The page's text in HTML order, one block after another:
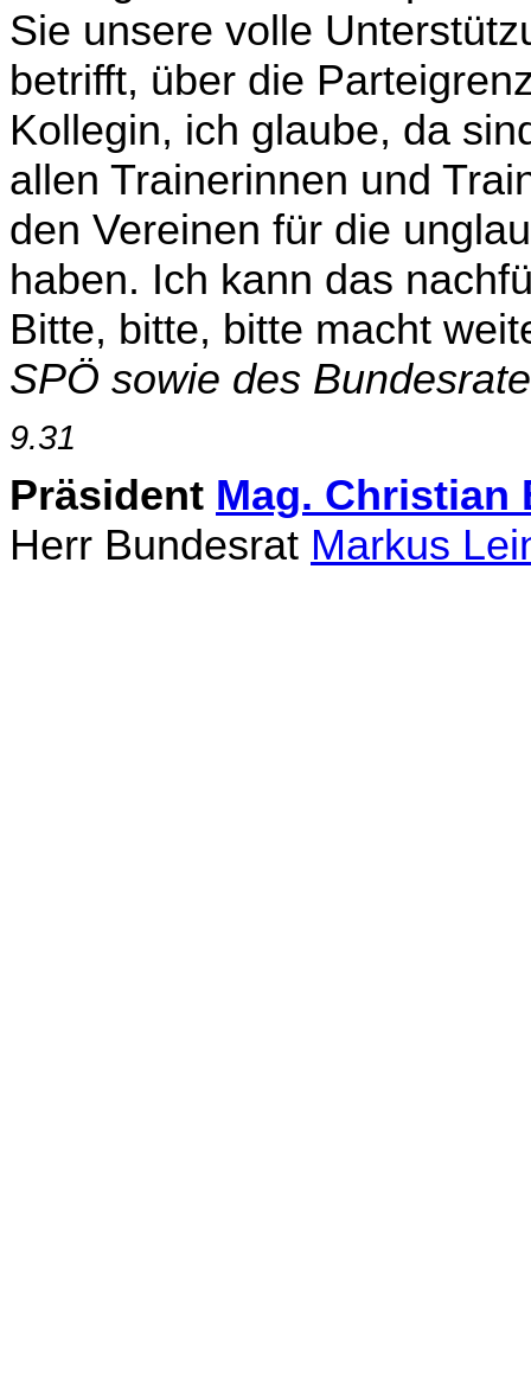
Sie unsere volle
betrifft, über die
Kollegin, ich glaube, da
allen Trainerinnen und
den Vereinen für die
haben. Ich kann das
Bitte, bitte, bitte macht
SPÖ sowie des
9.31
Präsident Mag. Christian
Herr Bundesrat Markus